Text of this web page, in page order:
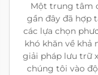
Một trung tâm
gần đây đã hợp
các lựa chọn
khó khăn về khả
giải pháp lưu trữ
chúng tôi vào